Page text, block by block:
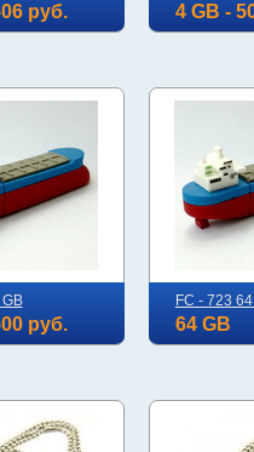
руб. 4 GB -
руб.
FC - 723
64 GB